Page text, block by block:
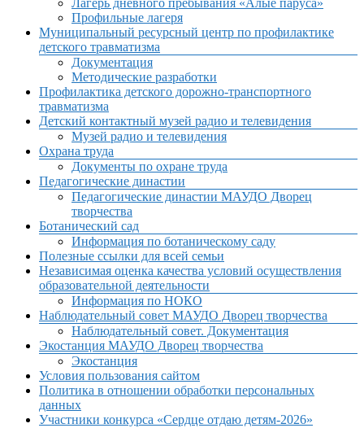
Лагерь дневного пребывания «Алые паруса»
Профильные лагеря
Муниципальный ресурсный центр по профилактике
детского травматизма
Документация
Методические разработки
Профилактика детского дорожно-транспортного
травматизма
Детский контактный музей радио и телевидения
Музей радио и телевидения
Охрана труда
Документы по охране труда
Педагогические династии
Педагогические династии МАУДО Дворец
творчества
Ботанический сад
Информация по ботаническому саду
Полезные ссылки для всей семьи
Независимая оценка качества условий осуществления
образовательной деятельности
Информация по НОКО
Наблюдательный совет МАУДО Дворец творчества
Наблюдательный совет. Документация
Экостанция МАУДО Дворец творчества
Экостанция
Условия пользования сайтом
Политика в отношении обработки персональных
данных
Участники конкурса «Сердце отдаю детям-2026»